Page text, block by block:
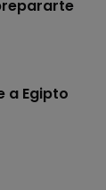
a Egipto